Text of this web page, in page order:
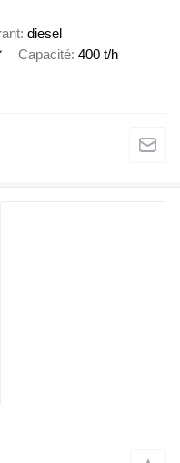
diesel
Capacité 400 t/h